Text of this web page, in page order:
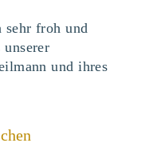
froh und
unserer
und ihres